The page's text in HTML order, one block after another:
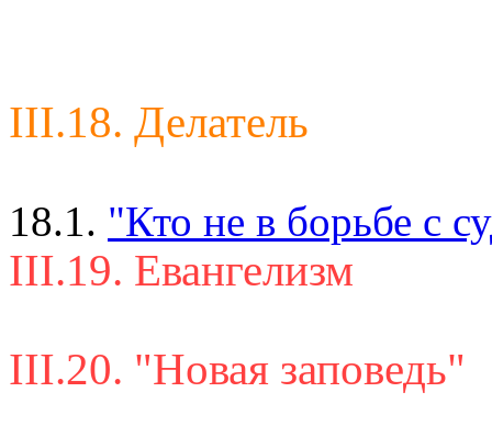
III.18. Делатель
18.1. "Кто не в борьбе с
III.19. Евангелизм
III.20. "Новая заповедь"